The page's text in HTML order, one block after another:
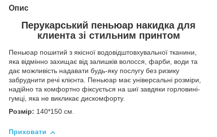
Опис
Перукарський пеньюар накидка для
клиента зі стильним принтом
Пеньюар пошитий з якісної водовідштовхувальної тканини,
яка відмінно захищає від залишків волосся, фарби, води та
дає можливість надавати будь-яку послугу без ризику
забруднити речі клієнта. Пеньюар має універсальні розміри,
надійно та комфортно фіксується на шиї завдяки горловині-
гумці, яка не викликає дискомфорту.
Розмір: 140*150 см.
Приховати